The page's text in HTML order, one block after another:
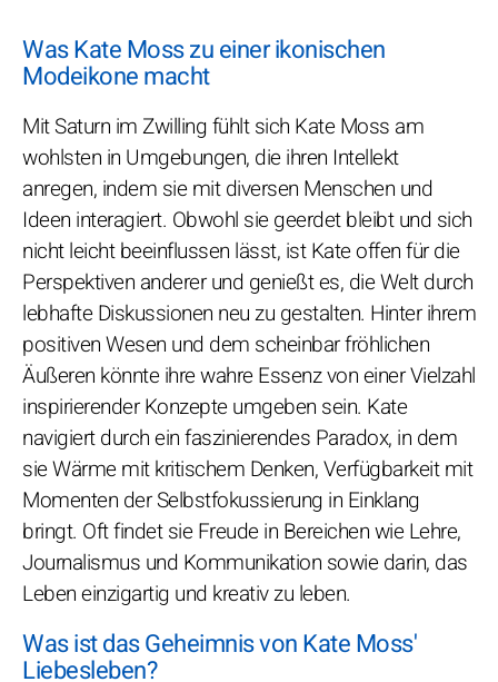
Was Kate Moss zu einer ikonischen
Modeikone macht
Mit Saturn im Zwilling fühlt sich Kate Moss am
wohlsten in Umgebungen, die ihren Intellekt
anregen, indem sie mit diversen Menschen und
Ideen interagiert. Obwohl sie geerdet bleibt und sich
nicht leicht beeinflussen lässt, ist Kate offen für die
Perspektiven anderer und genießt es, die Welt durch
lebhafte Diskussionen neu zu gestalten. Hinter ihrem
positiven Wesen und dem scheinbar fröhlichen
Äußeren könnte ihre wahre Essenz von einer Vielzahl
inspirierender Konzepte umgeben sein. Kate
navigiert durch ein faszinierendes Paradox, in dem
sie Wärme mit kritischem Denken, Verfügbarkeit mit
Momenten der Selbstfokussierung in Einklang
bringt. Oft findet sie Freude in Bereichen wie Lehre,
Journalismus und Kommunikation sowie darin, das
Leben einzigartig und kreativ zu leben.
Was ist das Geheimnis von Kate Moss'
Liebesleben?